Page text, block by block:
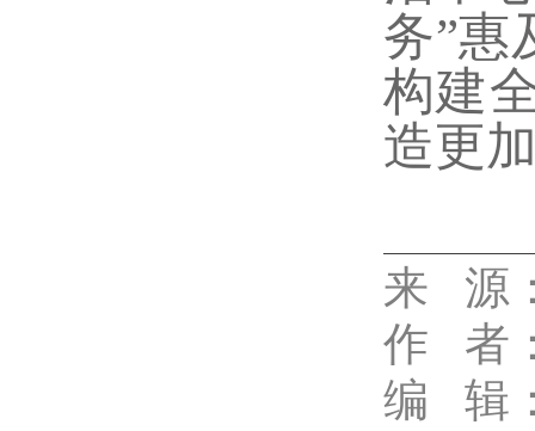
务”惠
构建
造更
代佳兴
来 源
作 者
编 辑